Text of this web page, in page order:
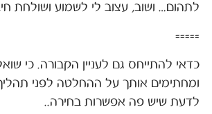
לתהום… ושוב, עצוב לי לשמוע ושולחת
=====
כדאי להתייחס גם לעניין הקבורה. כי
ומחתימים אותך על ההחלטה לפני
לדעת שיש פה אפשרות בחירה..